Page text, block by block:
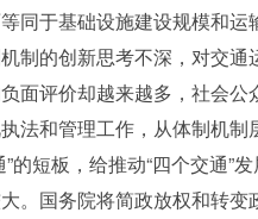
同于基础设施建设规模和运
制的创新思考不深，对交通
面评价却越来越多，社会
法和管理工作，从体制机
短板，给推动“四个交通”发
国务院将简政放权和转变